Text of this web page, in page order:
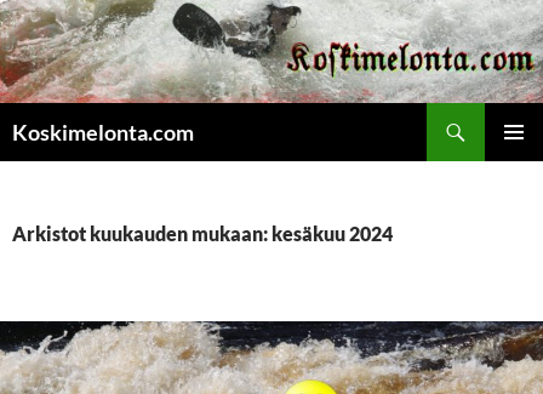
Koskimelonta.com
Arkistot kuukauden mukaan: kesäkuu 2024